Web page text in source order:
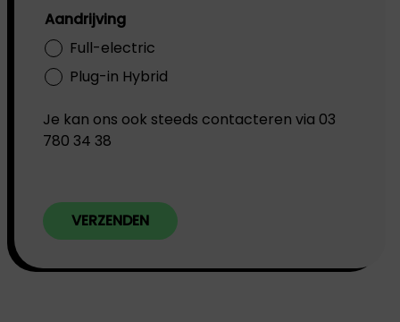
Aandrijving
Full-electric
Plug-in Hybrid
Je kan ons ook steeds contacteren via 03
780 34 38
VERZENDEN